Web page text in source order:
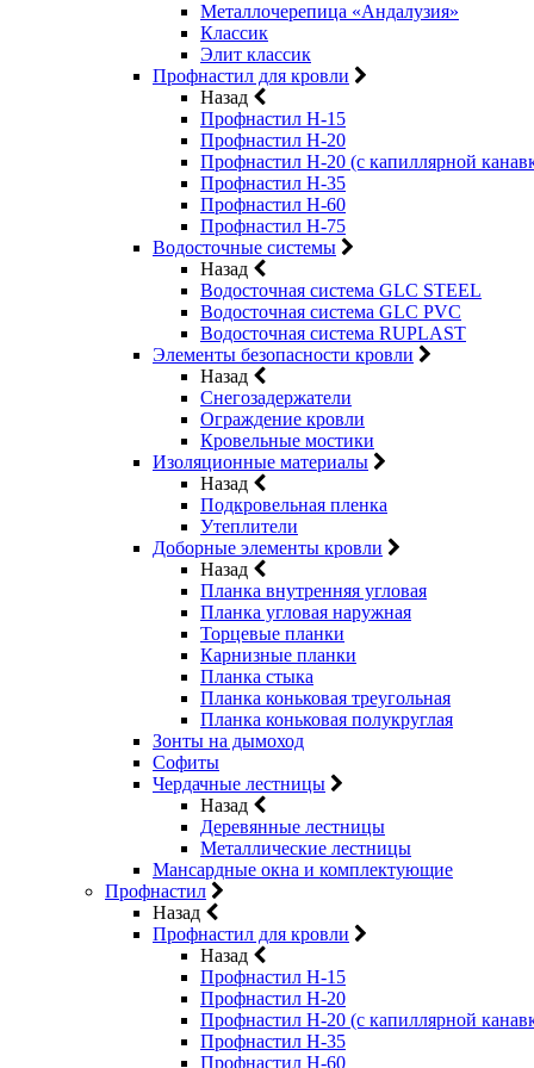
Металлочерепица «Андалузия»
Классик
Элит классик
Профнастил для кровли
Назад
Профнастил Н-15
Профнастил Н-20
Профнастил Н-20 (с капиллярной
Профнастил Н-35
Профнастил Н-60
Профнастил Н-75
Водосточные системы
Назад
Водосточная система GLC STEEL
Водосточная система GLC PVC
Водосточная система RUPLAST
Элементы безопасности кровли
Назад
Снегозадержатели
Ограждение кровли
Кровельные мостики
Изоляционные материалы
Назад
Подкровельная пленка
Утеплители
Доборные элементы кровли
Назад
Планка внутренняя угловая
Планка угловая наружная
Торцевые планки
Карнизные планки
Планка стыка
Планка коньковая треугольная
Планка коньковая полукруглая
Зонты на дымоход
Софиты
Чердачные лестницы
Назад
Деревянные лестницы
Металлические лестницы
Мансардные окна и комплектующие
Профнастил
Назад
Профнастил для кровли
Назад
Профнастил Н-15
Профнастил Н-20
Профнастил Н-20 (с капиллярной
Профнастил Н-35
Профнастил Н-60